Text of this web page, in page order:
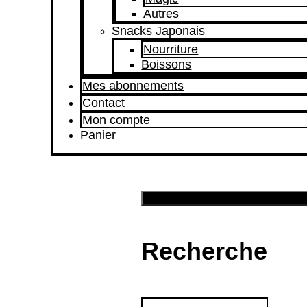
Autres
Snacks Japonais
Nourriture
Boissons
Mes abonnements
Contact
Mon compte
Panier
Recherche